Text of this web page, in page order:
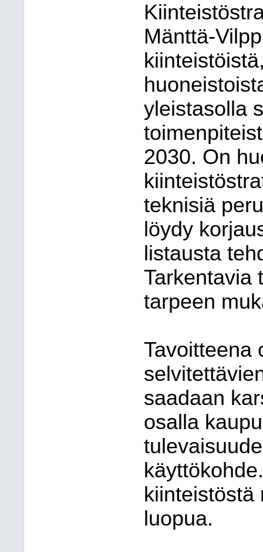
Mänttä-
yleistasolla
2030. On
teknisiä
löydy
listausta
Tarkentavia
tarpeen
Tavoitteena
saadaan
osalla
luopua.